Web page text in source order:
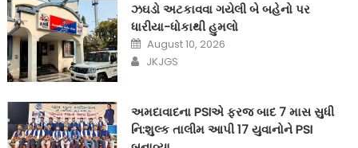
ઝઘડો અટકાવવા ગયેલી બે બહેનો પર
ધારીયા-ધોકાથી હુમલો
Posted
on
August 10, 2026
Author
JKJGS
અમદાવાદના PSIએ ફરજ બાદ 7 માસ સુધી
નિ:શુલ્ક તાલીમ આપી 17 યુવાનોને PSI